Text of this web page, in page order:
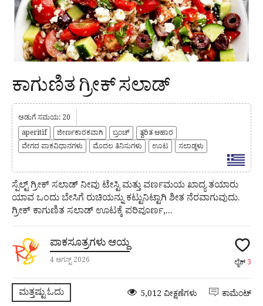
ಕಾಗುಣಿತ ಗ್ರೀಕ್ ಸಲಾಡ್
ಅಡುಗೆ ಸಮಯ: 20
aperitif
ಜೀರ್ಣಕಾರಕವಾಗಿ ಬ್ರಂಚ್
ತ್ವರಿತ ಆಹಾರ
ವೇಗದ ಪಾಕವಿಧಾನಗಳು
ಮೊದಲ ತಿನಿಸುಗಳು ಊಟ ಸಲಾಡ್ಗಳು
ಸ್ಪೆಲ್ಟ್ ಗ್ರೀಕ್ ಸಲಾಡ್ ನೀವು ಟೇಸ್ಟಿ ಮತ್ತು ವರ್ಣಮಯ ಖಾದ್ಯ ತಯಾರು
ಯಾವ ಒಂದು ಬೇಸಿಗೆ ರುಚಿಯನ್ನು ಕಟ್ಟುನಿಟ್ಟಾಗಿ ಶೀತ ನೆರವಾಗುವುದು.
ಗ್ರೀಕ್ ಕಾಗುಣಿತ ಸಲಾಡ್ ಊಟಕ್ಕೆ ಪರಿಪೂರ್ಣ,...
ಪಾಕಸೂತ್ರಗಳು ಆಯ್ದ
4 ಆಗಸ್ಟ್ 2026 ಲೈಕ್ 3
ಮತ್ತಷ್ಟು ಓದು ಕಾಮೆಂಟ್
5,012 ವೀಕ್ಷಣೆಗಳು